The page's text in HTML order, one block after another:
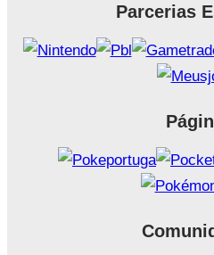
Parcerias